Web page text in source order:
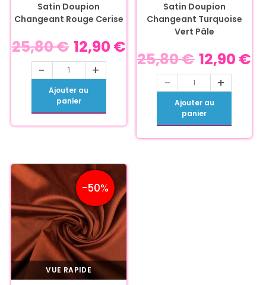
Satin Doupion
Changeant Rouge Cerise
25,80€ 12,90 €
- +
Ajouter au
panier
Satin Doupion
Changeant Turquoise
Vert Pâle
25,80€ 12,90 €
- +
Ajouter au
panier
-50%
VUE RAPIDE